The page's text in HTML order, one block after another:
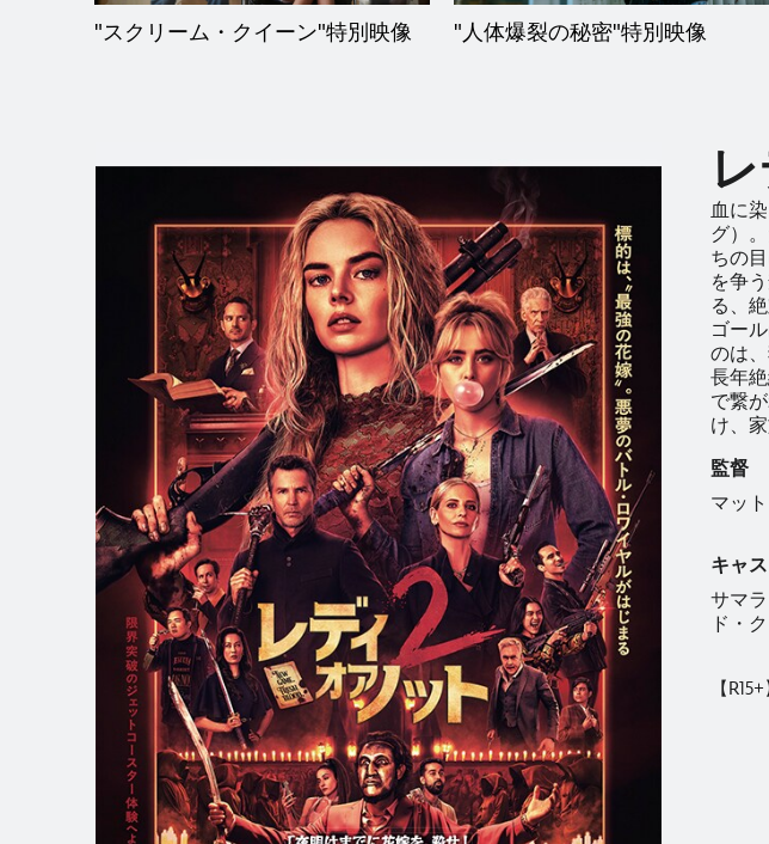
"スクリーム・クイーン"特別映像 "人体爆裂の秘密"特別映像
血に
グ）
ちの
を争
る、
ゴー
のは
長年
で繋
け、
監督
マッ
キャ
サマ
ド・
【